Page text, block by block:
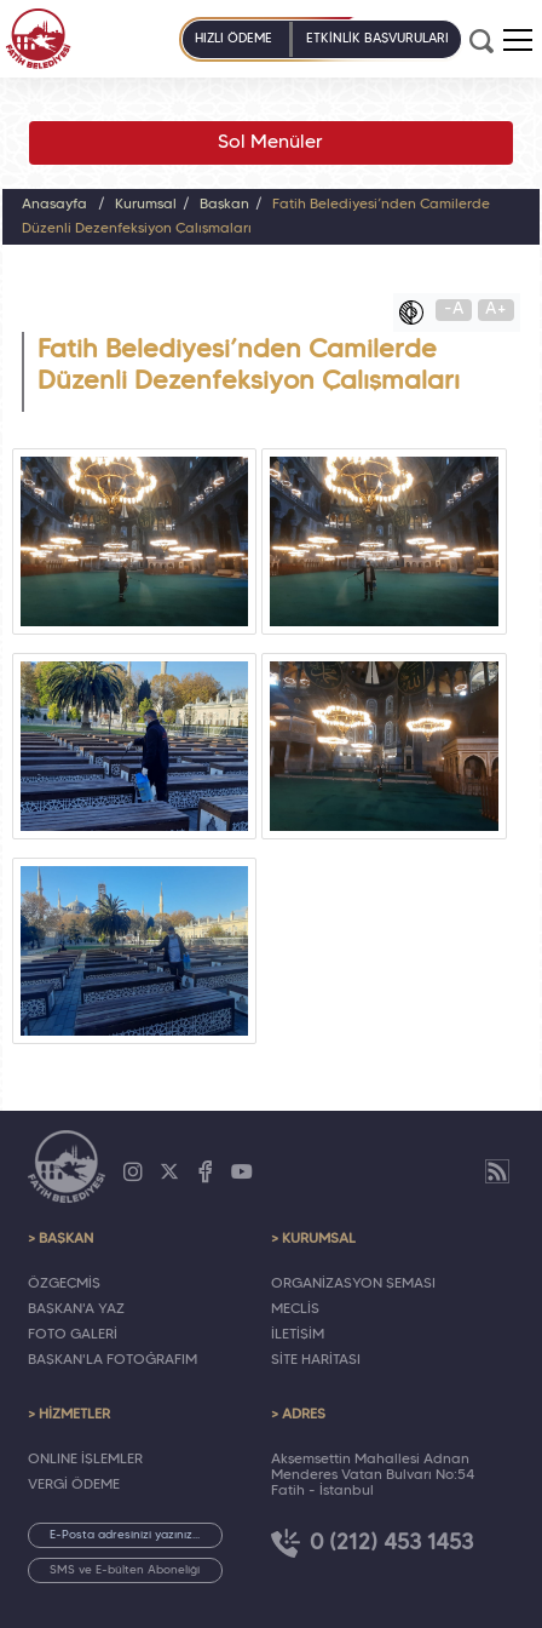
HIZLI ÖDEME ETKİNLİK BAŞVURULARI
Sol Menüler
Anasayfa Kurumsal Başkan
Fatih Belediyesi’nden Camilerde
Düzenli Dezenfeksiyon Çalışmaları
-A A+
Fatih Belediyesi’nden Camilerde
Düzenli Dezenfeksiyon Çalışmaları
> BAŞKAN
ÖZGEÇMİŞ
BAŞKAN'A YAZ
FOTO GALERİ
BAŞKAN'LA FOTOĞRAFIM
> KURUMSAL
ORGANİZASYON ŞEMASI
MECLİS
İLETİŞİM
SİTE HARİTASI
> HİZMETLER
ONLINE İŞLEMLER
VERGİ ÖDEME
SMS ve E-bülten Aboneliği
> ADRES
Akşemsettin Mahallesi Adnan
Menderes Vatan Bulvarı No:54
Fatih - İstanbul
0 (212) 453 1453